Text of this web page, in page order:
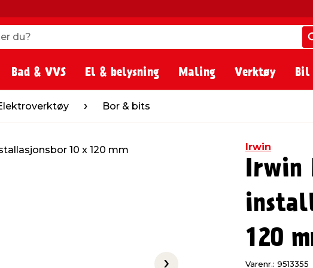
du?
du?
Bad & VVS El & belysning Maling Verktøy
Bor & bits Bor & bits
Irwin
Irwin
120
Varenr.: 9513355